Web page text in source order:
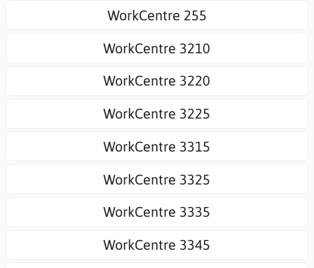
WorkCentre 255
WorkCentre 3210
WorkCentre 3220
WorkCentre 3225
WorkCentre 3315
WorkCentre 3325
WorkCentre 3335
WorkCentre 3345